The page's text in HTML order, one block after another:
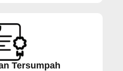
Tersumpah